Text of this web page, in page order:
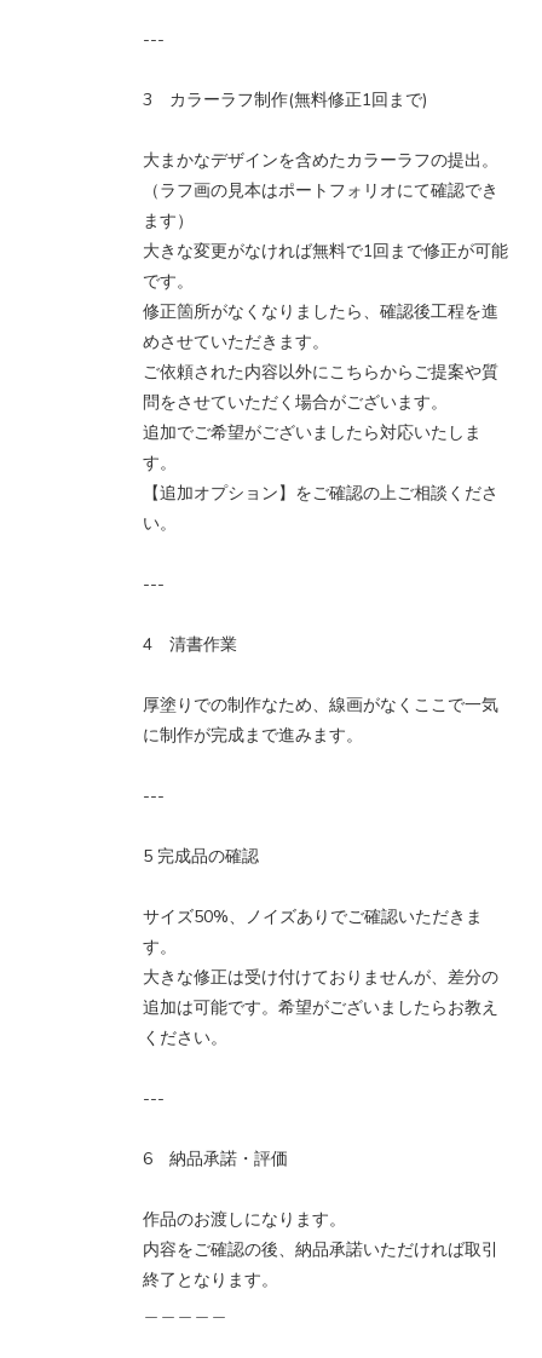
---
3 カラーラフ制作(無料修正1回まで)
大まかなデザインを含めたカラーラフの提出。
（ラフ画の見本はポートフォリオにて確認でき
ます）
大きな変更がなければ無料で1回まで修正が可能
です。
修正箇所がなくなりましたら、確認後工程を進
めさせていただきます。
ご依頼された内容以外にこちらからご提案や質
問をさせていただく場合がございます。
追加でご希望がございましたら対応いたしま
す。
【追加オプション】をご確認の上ご相談くださ
い。
---
4 清書作業
厚塗りでの制作なため、線画がなくここで一気
に制作が完成まで進みます。
---
5 完成品の確認
サイズ50%、ノイズありでご確認いただきま
す。
大きな修正は受け付けておりませんが、差分の
追加は可能です。希望がございましたらお教え
ください。
---
6 納品承諾・評価
作品のお渡しになります。
内容をご確認の後、納品承諾いただければ取引
終了となります。